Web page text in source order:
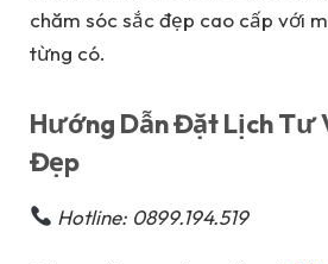
chăm sóc sắc đẹp cao cấp với
từng có.
Hướng Dẫn Đặt Lịch Tư
Đẹp
Hotline: 0899.194.519